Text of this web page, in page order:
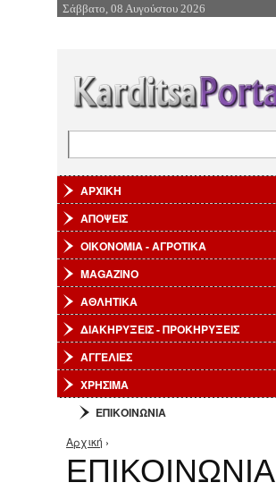
Επιστροφή στην Πλοήγηση
Σάββατο, 08 Αυγούστου 2026
ΑΡΧΙΚΗ
ΑΠΟΨΕΙΣ
ΟΙΚΟΝΟΜΙΑ - ΑΓΡΟΤΙΚΑ
MAGAZINO
ΑΘΛΗΤΙΚΑ
ΔΙΑΚΗΡΥΞΕΙΣ - ΠΡΟΚΗΡΥΞΕΙΣ
ΑΓΓΕΛΙΕΣ
ΧΡΗΣΙΜΑ
ΕΠΙΚΟΙΝΩΝΙΑ
Είστε εδώ
Αρχική ›
ΕΠΙΚΟΙΝΩΝΙΑ